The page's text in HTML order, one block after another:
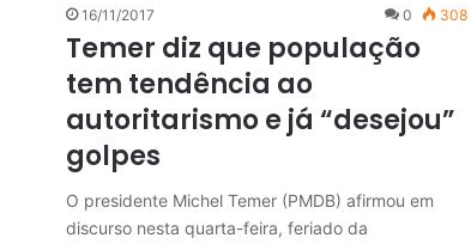
16/11/2017 0 308
Temer diz que população
tem tendência ao
autoritarismo e já “desejou”
golpes
O presidente Michel Temer (PMDB) afirmou em
discurso nesta quarta-feira, feriado da